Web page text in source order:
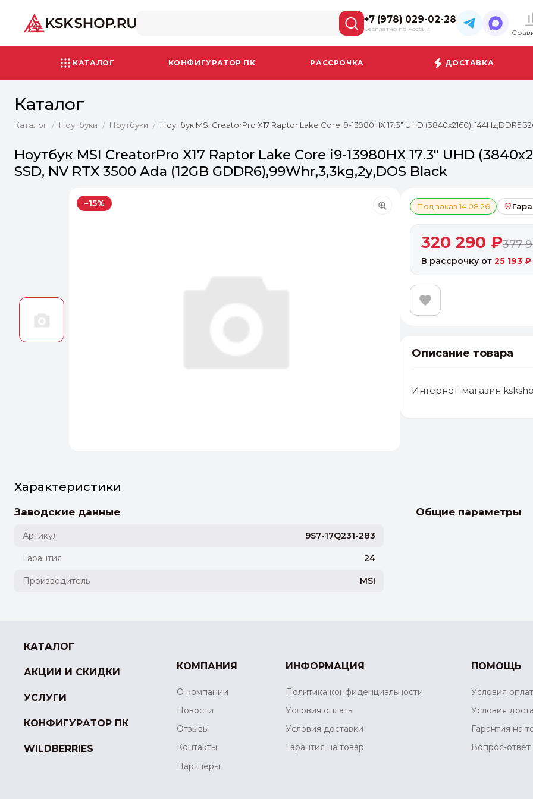
+7 (978) 029-02-28
Бесплатно по России
КАТАЛОГ КОНФИГУРАТОР ПК РАССРОЧКА ДОСТАВКА
Каталог
Каталог / Ноутбуки / Ноутбуки / Ноутбук MSI CreatorPro X17 Raptor Lake Core i9-13980HX 17.3" UHD (3840x2160), 144Hz,DDR5
Ноутбук MSI CreatorPro X17 Raptor Lake Core i9-13980HX 17.3" UHD
SSD, NV RTX 3500 Ada (12GB GDDR6),99Whr,3,3kg,2y,DOS Black
−15% Под заказ 14.08.26
320 290 ₽377
В рассрочку от 25 193 ₽
Описание товара
Интернет-магазин
Характеристики
Заводские данные
Артикул 9S7-17Q231-283
Гарантия 24
Производитель MSI
Общие параметры
КАТАЛОГ
АКЦИИ И СКИДКИ
УСЛУГИ
КОНФИГУРАТОР ПК
WILDBERRIES
КОМПАНИЯ
О компании
Новости
Отзывы
Контакты
Партнеры
ИНФОРМАЦИЯ
Политика конфиденциальности
Условия оплаты
Условия доставки
Гарантия на товар
ПОМОЩЬ
Условия
Условия
Гарантия на
Вопрос-ответ